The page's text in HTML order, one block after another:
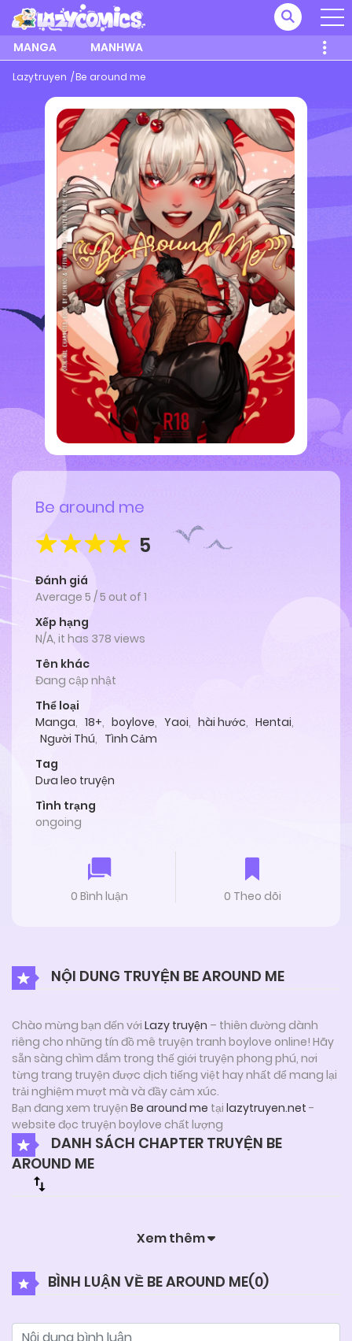
MANGA MANHWA
Lazytruyen Be around me
Be around me
5
Đánh giá
Average 5 /5 out of 1
Xếp hạng
N/A, it has 378 views
Tên khác
Đang cập nhật
Thể loại
Manga, 18+, boylove, Yaoi, hài hước, Hentai,
Người Thú, Tình Cảm
Tag
Dưa leo truyện
Tình trạng
ongoing
0 Bình luận 0 Theo dõi
NỘI DUNG TRUYỆN BE AROUND ME
Chào mừng bạn đến với Lazy truyện – thiên đường dành
riêng cho những tín đồ mê truyện tranh boylove online! Hãy
sẵn sàng chìm đắm trong thế giới truyện phong phú, nơi
từng trang truyện được dịch tiếng việt hay nhất để mang lại
trải nghiệm mượt mà và đầy cảm xúc.
Bạn đang xem truyện Be around me tại lazytruyen.net -
website đọc truyện boylove chất lượng
DANH SÁCH CHAPTER TRUYỆN BE
AROUND ME
Xem thêm
BÌNH LUẬN VỀ BE AROUND ME(0)